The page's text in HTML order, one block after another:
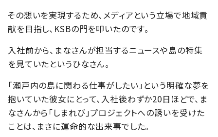
その想いを実現するため、メディアという立場で地域貢
献を目指し、KSBの門を叩いたのです。
入社前から、まなさんが担当するニュースや島の特集
を見ていたというひなさん。
「瀬戸内の島に関わる仕事がしたい」という明確な夢を
抱いていた彼女にとって、入社後わずか20日ほどで、ま
なさんから「しまれび」プロジェクトへの誘いを受けた
ことは、まさに運命的な出来事でした。